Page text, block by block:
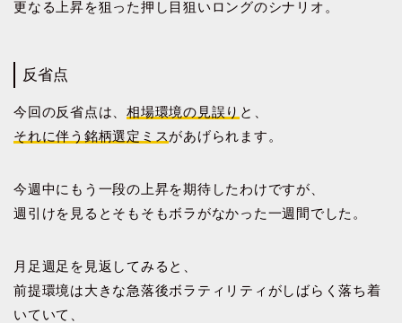
更なる上昇を狙った押し目狙いロングのシナリオ。
反省点
今回の反省点は、相場環境の見誤り と、
それに伴う銘柄選定ミスがあげられます。
今週中にもう一段の上昇を期待したわけですが、
週引けを見るとそもそもボラがなかった一週間でした。
月足週足を見返してみると、
前提環境は大きな急落後ボラティリティがしばらく落ち着
いていて、